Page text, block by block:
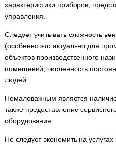
Активные датчики в
-0,5...1В/4...20мА)
Активные датчики в
канал (конфигурируемый
-0,5...1В/4...20мА)
(конфигурируемый
-0,5...1В/4...20мА)
(конфигурируемый
характеристики приборов,
управления.
Следует учитывать сложность
(особенно это актуально для
объектов производственного
помещений, численность
людей.
Немаловажным является
также предоставление
оборудования.
Не следует экономить на